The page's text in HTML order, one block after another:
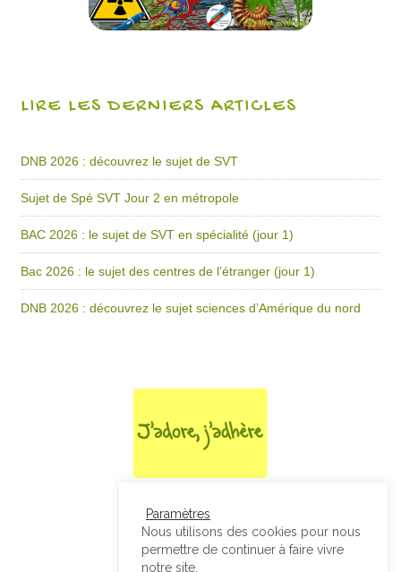
LIRE LES DERNIERS ARTICLES
DNB 2026 : découvrez le sujet de SVT
Sujet de Spé SVT Jour 2 en métropole
BAC 2026 : le sujet de SVT en spécialité (jour 1)
Bac 2026 : le sujet des centres de l’étranger (jour 1)
DNB 2026 : découvrez le sujet sciences d’Amérique du nord
Paramètres
Nous utilisons des cookies pour nous
permettre de continuer à faire vivre
notre site.